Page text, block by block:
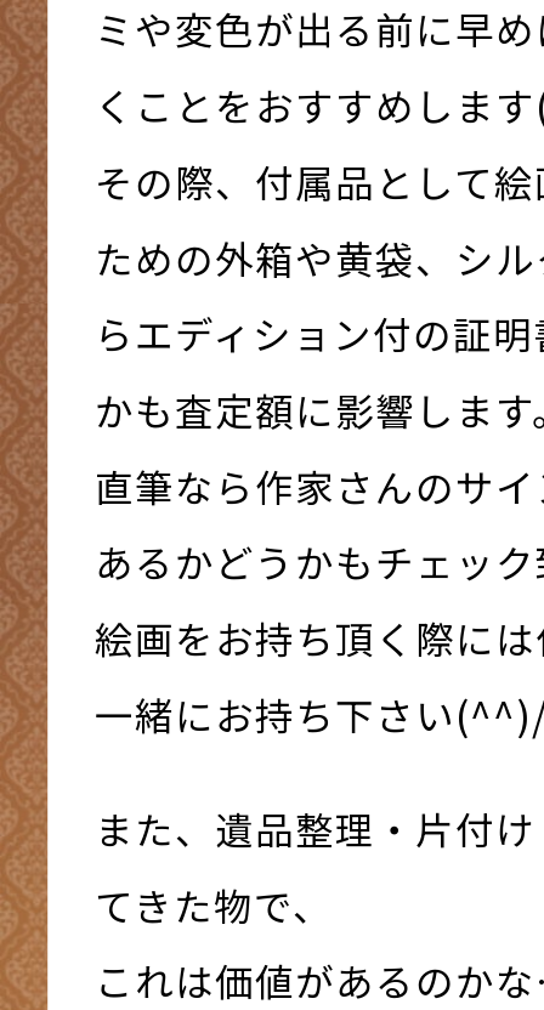
ミや変色が出る前に早
くことをおすすめしま
その際、付属品として
ための外箱や黄袋、シ
らエディション付の証
かも査定額に影響します
直筆なら作家さんのサ
あるかどうかもチェッ
絵画をお持ち頂く際に
一緒にお持ち下さい
また、遺品整理・片付
てきた物で、
これは価値があるのか